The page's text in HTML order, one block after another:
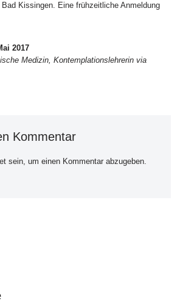
Kissingen. Eine frühzeitliche Anmeldung
2017
Medizin, Kontemplationslehrerin via
Kommentar
sein, um einen Kommentar abzugeben.